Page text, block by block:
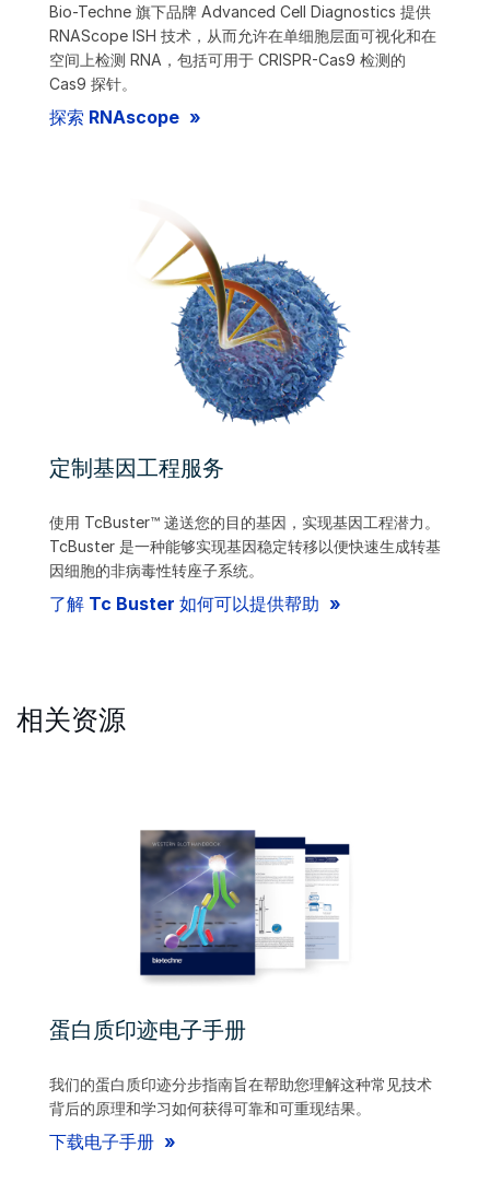
Bio-Techne 旗下品牌 Advanced Cell Diagnostics 提供
RNAScope ISH 技术，从而允许在单细胞层面可视化和在
空间上检测 RNA，包括可用于 CRISPR-Cas9 检测的
Cas9 探针。
探索 RNAscope
定制基因工程服务
使用 TcBuster™ 递送您的目的基因，实现基因工程潜力。
TcBuster 是一种能够实现基因稳定转移以便快速生成转基
因细胞的非病毒性转座子系统。
了解 Tc Buster 如何可以提供帮助
相关资源
蛋白质印迹电子手册
我们的蛋白质印迹分步指南旨在帮助您理解这种常见技术
背后的原理和学习如何获得可靠和可重现结果。
下载电子手册